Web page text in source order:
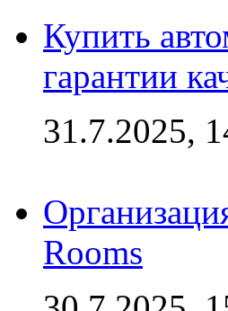
Купить
гарантии
31.7.2025,
Rooms